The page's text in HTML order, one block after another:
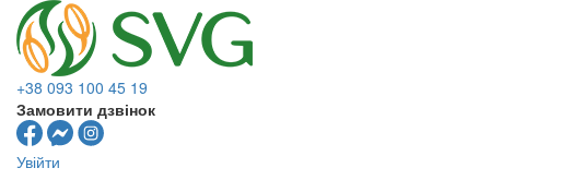
+38 093 100 45 19
Замовити дзвінок
Увійти